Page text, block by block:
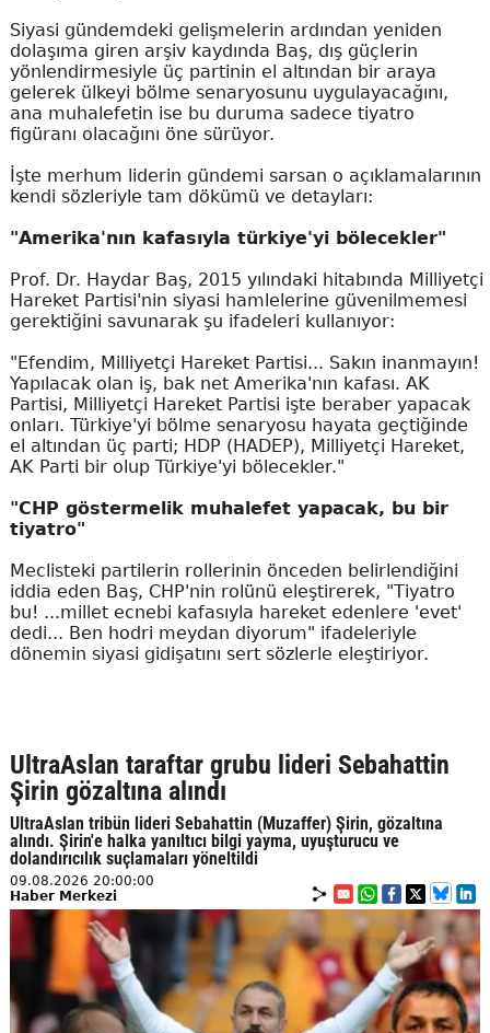
Siyasi gündemdeki gelişmelerin ardından yeniden
dolaşıma giren arşiv kaydında Baş, dış güçlerin
yönlendirmesiyle üç partinin el altından bir araya
gelerek ülkeyi bölme senaryosunu uygulayacağını,
ana muhalefetin ise bu duruma sadece tiyatro
figüranı olacağını öne sürüyor.
İşte merhum liderin gündemi sarsan o açıklamalarının
kendi sözleriyle tam dökümü ve detayları:
"Amerika'nın kafasıyla türkiye'yi bölecekler"
Prof. Dr. Haydar Baş, 2015 yılındaki hitabında Milliyetçi
Hareket Partisi'nin siyasi hamlelerine güvenilmemesi
gerektiğini savunarak şu ifadeleri kullanıyor:
"Efendim, Milliyetçi Hareket Partisi... Sakın inanmayın!
Yapılacak olan iş, bak net Amerika'nın kafası. AK
Partisi, Milliyetçi Hareket Partisi işte beraber yapacak
onları. Türkiye'yi bölme senaryosu hayata geçtiğinde
el altından üç parti; HDP (HADEP), Milliyetçi Hareket,
AK Parti bir olup Türkiye'yi bölecekler."
"CHP göstermelik muhalefet yapacak, bu bir
tiyatro"
Meclisteki partilerin rollerinin önceden belirlendiğini
iddia eden Baş, CHP'nin rolünü eleştirerek, "Tiyatro
bu! ...millet ecnebi kafasıyla hareket edenlere 'evet'
dedi... Ben hodri meydan diyorum" ifadeleriyle
dönemin siyasi gidişatını sert sözlerle eleştiriyor.
UltraAslan taraftar grubu lideri Sebahattin
Şirin gözaltına alındı
UltraAslan tribün lideri Sebahattin (Muzaffer) Şirin, gözaltına
alındı. Şirin'e halka yanıltıcı bilgi yayma, uyuşturucu ve
dolandırıcılık suçlamaları yöneltildi
09.08.2026 20:00:00
Haber Merkezi